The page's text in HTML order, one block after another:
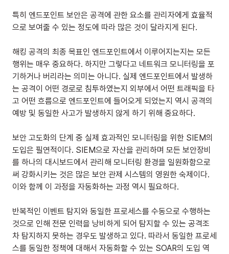
특히 엔드포인트 보안은 공격에 관한 요소를 관리자에게 효율적
으로 보여줄 수 있는 정도에 따라 많은 것이 달라지게 된다.
해킹 공격의 최종 목표인 엔드포인트에서 이루어지는지는 모든
행위는 매우 중요하다. 하지만 그렇다고 네트워크 모니터링을 포
기하거나 버리라는 의미는 아니다. 실제 엔드포인트에서 발생하
는 공격이 어떤 경로로 침투하였는지 외부에서 어떤 트래픽을 타
고 어떤 흐름으로 엔드포인트에 들어오게 되었는지 역시 공격의
예방 및 동일한 사고가 발생하지 않게 하기 위해 중요하다.
보안 고도화의 단계 중 실제 효과적인 모니터링을 위한 SIEM의
도입은 필연적이다. SIEM으로 자산을 관리하며 모든 보안장비
를 하나의 대시보드에서 관리해 모니터링 환경을 일원화함으로
써 강화시키는 것은 많은 보안 관제 시스템의 영원한 숙제이다.
이와 함께 이 과정을 자동화하는 과정 역시 필요하다.
반복적인 이벤트 탐지와 동일한 프로세스를 수동으로 수행하는
것으로 인해 전문 인력을 낭비하게 되어 탐지할 수 있는 공격조
차 탐지하지 못하는 경우도 발생하고 있다. 따라서 동일한 프로세
스를 동일한 정책에 대해서 자동화할 수 있는 SOAR의 도입 역